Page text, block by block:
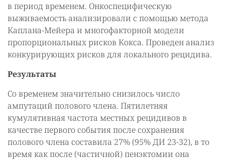
в период временем. Онкоспецифическую
выживаемость анализировали с помощью метода
Каплана-Мейера и многофакторной модели
пропорциональных рисков Кокса. Проведен анализ
конкурирующих рисков для локального рецидива.
Результаты
Со временем значительно снизилось число
ампутаций полового члена. Пятилетняя
кумулятивная частота местных рецидивов в
качестве первого события после сохранения
полового члена составила 27% (95% ДИ 23-32), в то
время как после (частичной) пенэктомии она